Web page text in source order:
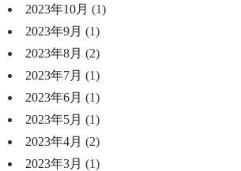
2023年10月 (1)
2023年9月 (1)
2023年8月 (2)
2023年7月 (1)
2023年6月 (1)
2023年5月 (1)
2023年4月 (2)
2023年3月 (1)